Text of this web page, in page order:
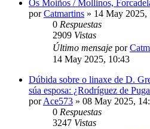
Os Moiños / Mollinos,
porCatmartins » 14 May 2025,
0 Respuestas
2909 Vistas
Último mensaje por
14 May 2025, 10:43
Dúbida sobre o linaxe de D.
súa esposa: ¿Rodríguez de
porAce573 » 08 May 2025,
0 Respuestas
3247 Vistas